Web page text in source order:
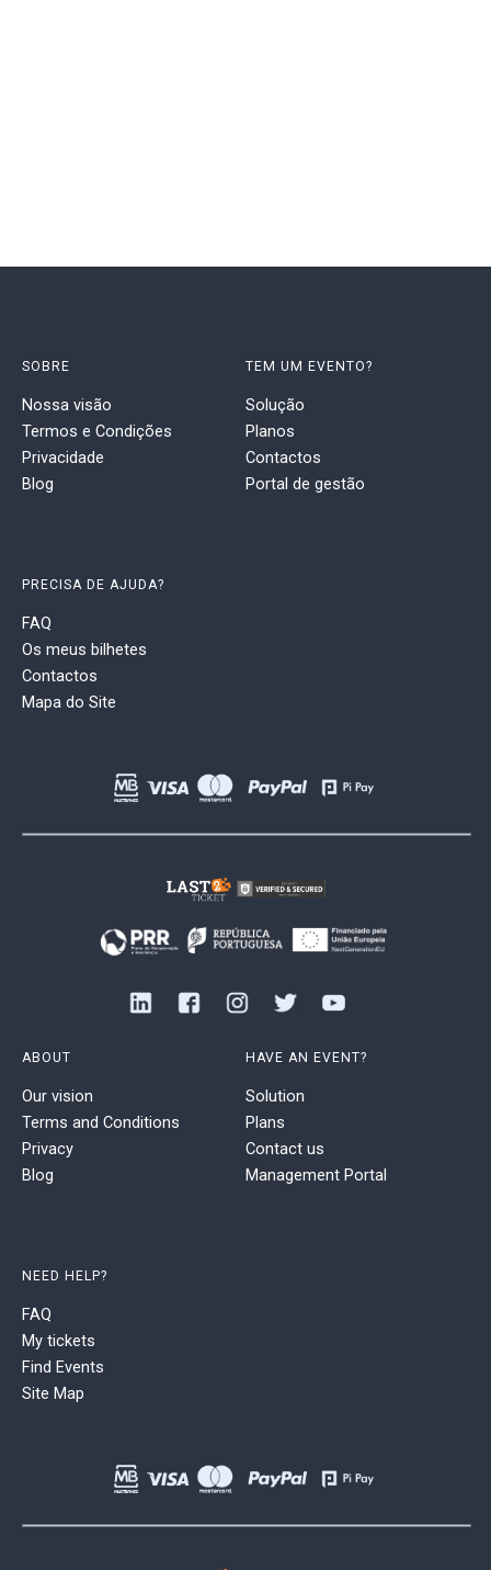
SOBRE
Nossa visão
Termos e Condições
Privacidade
Blog
TEM UM EVENTO?
Solução
Planos
Contactos
Portal de gestão
PRECISA DE AJUDA?
FAQ
Os meus bilhetes
Contactos
Mapa do Site
ABOUT
Our vision
Terms and Conditions
Privacy
Blog
HAVE AN EVENT?
Solution
Plans
Contact us
Management Portal
NEED HELP?
FAQ
My tickets
Find Events
Site Map